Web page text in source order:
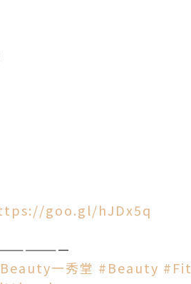
goo.gl/hJDx5q
一秀堂 #Beauty #Fit